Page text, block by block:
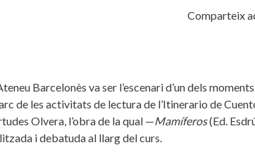
Comparteix
Barcelonès va ser l’escenari d’un dels
de les activitats de lectura de l’Itinerario de
Olvera, l’obra de la qual —Mamíferos(Ed.
i debatuda al llarg del curs.